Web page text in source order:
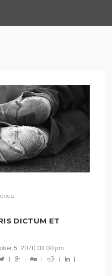
DICTUM ET
5, 2020 03:00 pm